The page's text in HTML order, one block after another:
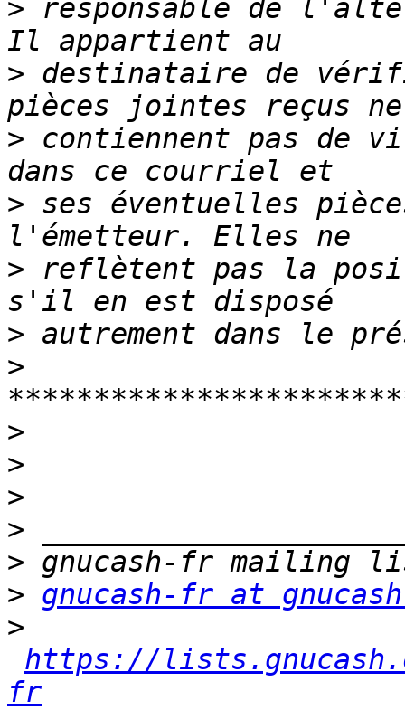
> responsable de
> destinataire de
> contiennent pas de
> ses éventuelles
> reflètent pas la
>
>
>
>
>
>
>
> gnucash-fr at
>
https://
fr